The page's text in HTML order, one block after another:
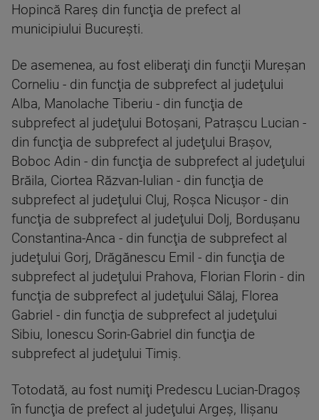
Hopincă Rareş din funcţia de prefect al
municipiului Bucureşti.
De asemenea, au fost eliberaţi din funcţii Mureşan
Corneliu - din funcţia de subprefect al judeţului
Alba, Manolache Tiberiu - din funcţia de
subprefect al judeţului Botoşani, Patraşcu Lucian -
din funcţia de subprefect al judeţului Braşov,
Boboc Adin - din funcţia de subprefect al judeţului
Brăila, Ciortea Răzvan-Iulian - din funcţia de
subprefect al judeţului Cluj, Roşca Nicuşor - din
funcţia de subprefect al judeţului Dolj, Borduşanu
Constantina-Anca - din funcţia de subprefect al
judeţului Gorj, Drăgănescu Emil - din funcţia de
subprefect al judeţului Prahova, Florian Florin - din
funcţia de subprefect al judeţului Sălaj, Florea
Gabriel - din funcţia de subprefect al judeţului
Sibiu, Ionescu Sorin-Gabriel din funcţia de
subprefect al judeţului Timiş.
Totodată, au fost numiţi Predescu Lucian-Dragoş
în funcţia de prefect al judeţului Argeş, Ilişanu